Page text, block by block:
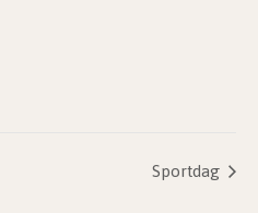
Sportdag